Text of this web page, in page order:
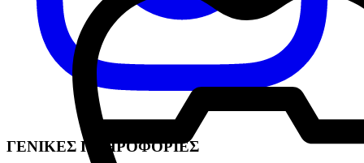
ΓΕΝΙΚΕΣ ΠΛΗΡΟΦΟΡΙΕΣ